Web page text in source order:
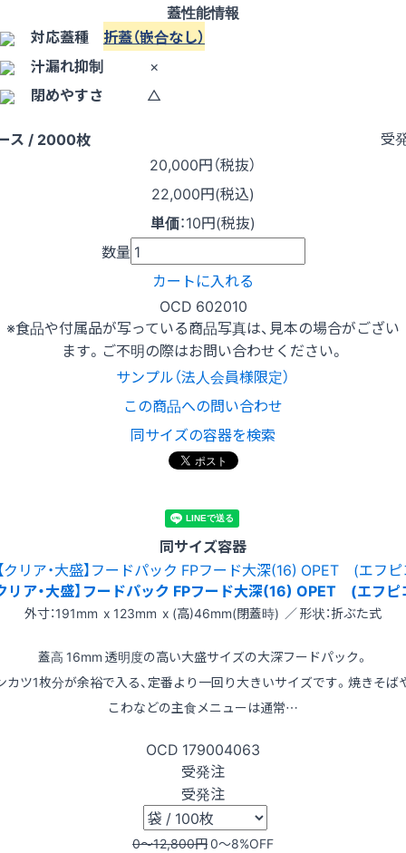
蓋性能情報
対応蓋種 折蓋（嵌合なし）
汁漏れ抑制
×
閉めやすさ
△
ス / 2000枚
受
20,000円（税抜）
22,000円(税込)
単価：10円(税抜)
数量
カートに入れる
OCD 602010
※食品や付属品が写っている商品写真は、見本の場合がござい
ます。ご不明の際はお問い合わせください。
サンプル（法人会員様限定）
この商品への問い合わせ
同サイズの容器を検索
同サイズ容器
リア・大盛】フードパック FPフード大深(16) OPET (エフピ
外寸：191mm x 123mm x (高)46mm(閉蓋時) ／ 形状：折ぶた式
蓋高 16mm 透明度の高い大盛サイズの大深フードパック。
カツ1枚分が余裕で入る、定番より一回り大きいサイズです。焼きそば
こわなどの主食メニューは通常…
OCD 179004063
受発注
受発注
0〜12,800円0〜8%OFF